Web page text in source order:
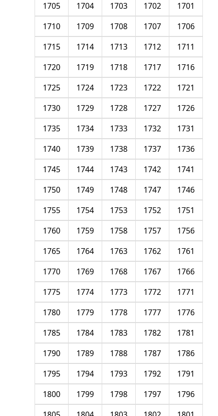
1701
1702
1703
1704
1705
1706
1707
1708
1709
1710
1711
1712
1713
1714
1715
1716
1717
1718
1719
1720
1721
1722
1723
1724
1725
1726
1727
1728
1729
1730
1731
1732
1733
1734
1735
1736
1737
1738
1739
1740
1741
1742
1743
1744
1745
1746
1747
1748
1749
1750
1751
1752
1753
1754
1755
1756
1757
1758
1759
1760
1761
1762
1763
1764
1765
1766
1767
1768
1769
1770
1771
1772
1773
1774
1775
1776
1777
1778
1779
1780
1781
1782
1783
1784
1785
1786
1787
1788
1789
1790
1791
1792
1793
1794
1795
1796
1797
1798
1799
1800